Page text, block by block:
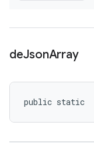
deJsonArray
public static